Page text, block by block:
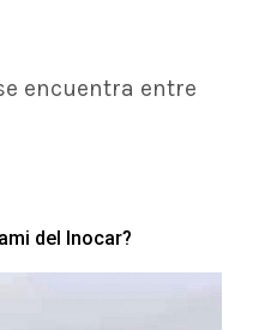
encuentra entre
del Inocar?